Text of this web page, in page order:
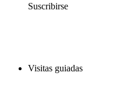
Suscribirse
Visitas guiadas